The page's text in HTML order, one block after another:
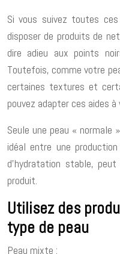
Si vous suivez toutes
disposer de produits de
dire adieu aux points
Toutefois, comme votre
certaines textures et
pouvez adapter ces aides à
Seule une peau « normale
idéal entre une
d’hydratation stable,
produit.
Utilisez des
type de peau
Peau mixte :